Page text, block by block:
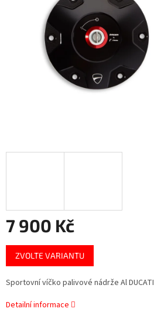
7 900 Kč
Měrná
cena:
ZVOLTE VARIANTU
Sportovní víčko palivové nádrže Al DUCATI
Detailní informace